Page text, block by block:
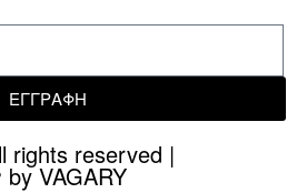
ΕΓΓΡΑΦΗ
rights reserved |
VAGARY